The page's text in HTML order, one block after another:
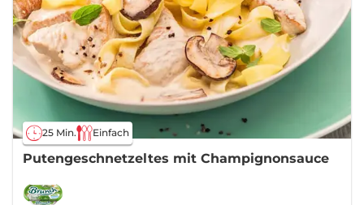
25 Min. Einfach
Putengeschnetzeltes mit Champignonsauce